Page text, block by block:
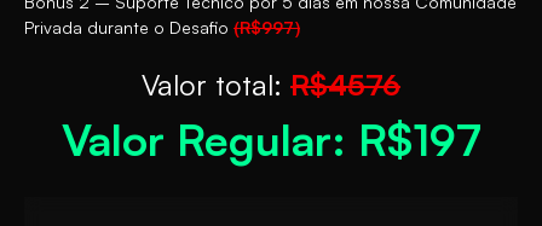
Privada durante o Desafio (R$997)
Valor total: R$4576
Valor Regular: R$197